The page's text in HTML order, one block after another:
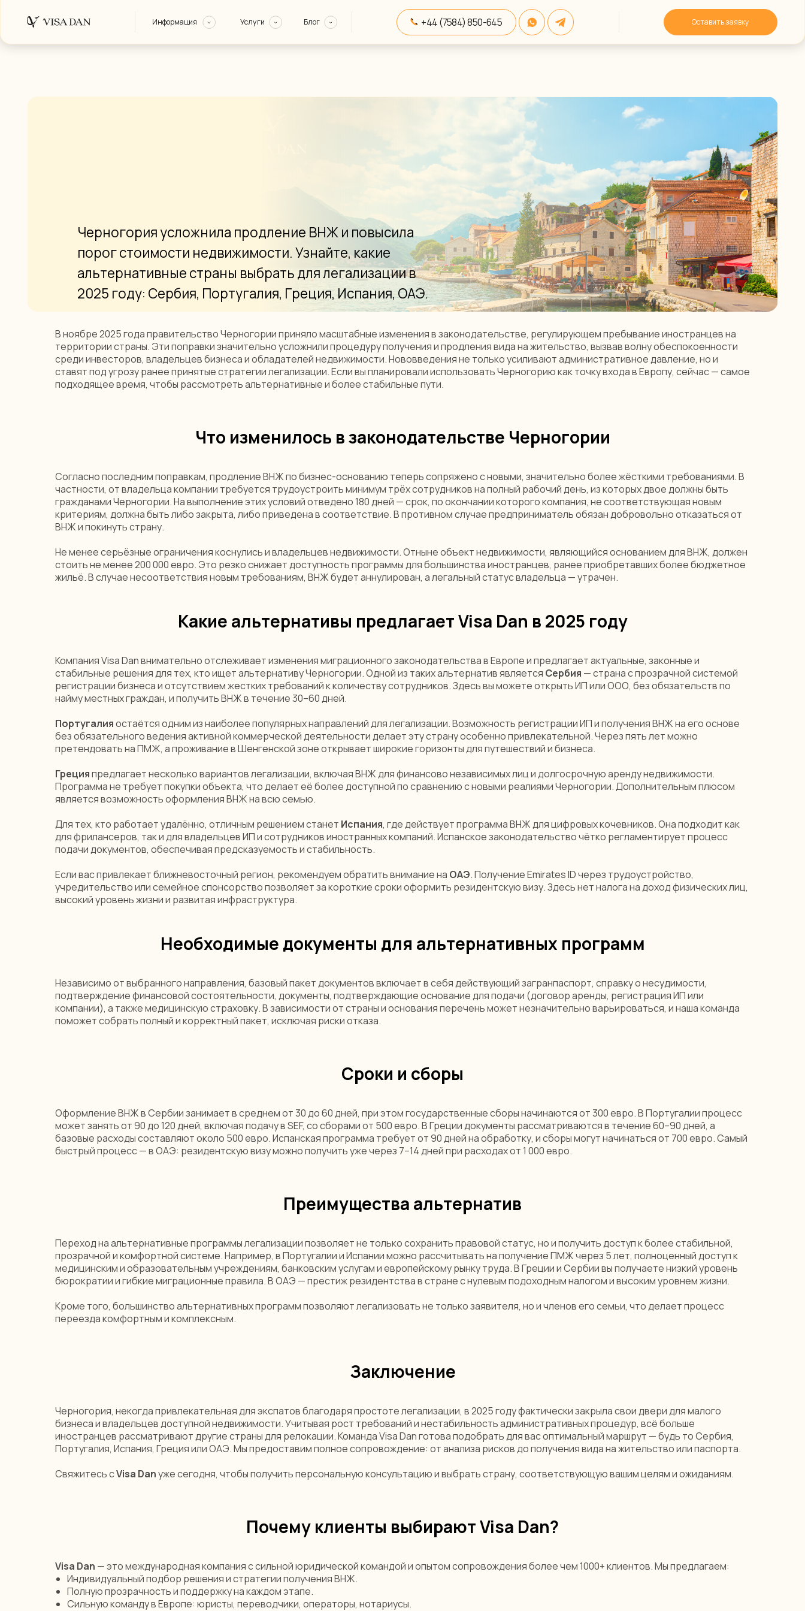
+44 (7584) 850-645
Информация Услуги Блог Оставить заявку
По вопросам получения ВНЖ, гражданств и иных задач
+44 (7584) 850-645
Telegram
Грин-карта США Дополнительные
услуги
Черногория усложнила продление ВНЖ и повысила
порог стоимости недвижимости. Узнайте, какие
альтернативные страны выбрать для легализации в
2025 году: Сербия, Португалия, Греция, Испания, ОАЭ.
В ноябре 2025 года правительство Черногории приняло масштабные изменения в законодательстве, регулирующем пребывание иностранцев на
территории страны. Эти поправки значительно усложнили процедуру получения и продления вида на жительство, вызвав волну обеспокоенности
среди инвесторов, владельцев бизнеса и обладателей недвижимости. Нововведения не только усиливают административное давление, но и
ставят под угрозу ранее принятые стратегии легализации. Если вы планировали использовать Черногорию как точку входа в Европу, сейчас — самое
подходящее время, чтобы рассмотреть альтернативные и более стабильные пути.
Что изменилось в законодательстве Черногории
Согласно последним поправкам, продление ВНЖ по бизнес-основанию теперь сопряжено с новыми, значительно более жёсткими требованиями. В
частности, от владельца компании требуется трудоустроить минимум трёх сотрудников на полный рабочий день, из которых двое должны быть
гражданами Черногории. На выполнение этих условий отведено 180 дней — срок, по окончании которого компания, не соответствующая новым
критериям, должна быть либо закрыта, либо приведена в соответствие. В противном случае предприниматель обязан добровольно отказаться от
ВНЖ и покинуть страну.
Не менее серьёзные ограничения коснулись и владельцев недвижимости. Отныне объект недвижимости, являющийся основанием для ВНЖ, должен
стоить не менее 200 000 евро. Это резко снижает доступность программы для большинства иностранцев, ранее приобретавших более бюджетное
жильё. В случае несоответствия новым требованиям, ВНЖ будет аннулирован, а легальный статус владельца — утрачен.
Какие альтернативы предлагает Visa Dan в 2025 году
Компания Visa Dan внимательно отслеживает изменения миграционного законодательства в Европе и предлагает актуальные, законные и
стабильные решения для тех, кто ищет альтернативу Черногории. Одной из таких альтернатив является Сербия — страна с прозрачной системой
регистрации бизнеса и отсутствием жестких требований к количеству сотрудников. Здесь вы можете открыть ИП или ООО, без обязательств по
найму местных граждан, и получить ВНЖ в течение 30–60 дней.
Португалияостаётся одним из наиболее популярных направлений для легализации. Возможность регистрации ИП и получения ВНЖ на его основе
без обязательного ведения активной коммерческой деятельности делает эту страну особенно привлекательной. Через пять лет можно
претендовать на ПМЖ, а проживание в Шенгенской зоне открывает широкие горизонты для путешествий и бизнеса.
Грецияпредлагает несколько вариантов легализации, включая ВНЖ для финансово независимых лиц и долгосрочную аренду недвижимости.
Программа не требует покупки объекта, что делает её более доступной по сравнению с новыми реалиями Черногории. Дополнительным плюсом
является возможность оформления ВНЖ на всю семью.
Для тех, кто работает удалённо, отличным решением станет Испания, где действует программа ВНЖ для цифровых кочевников. Она подходит как
для фрилансеров, так и для владельцев ИП и сотрудников иностранных компаний. Испанское законодательство чётко регламентирует процесс
подачи документов, обеспечивая предсказуемость и стабильность.
Если вас привлекает ближневосточный регион, рекомендуем обратить внимание на ОАЭ. Получение Emirates ID через трудоустройство,
учредительство или семейное спонсорство позволяет за короткие сроки оформить резидентскую визу. Здесь нет налога на доход физических лиц,
высокий уровень жизни и развитая инфраструктура.
Необходимые документы для альтернативных программ
Независимо от выбранного направления, базовый пакет документов включает в себя действующий загранпаспорт, справку о несудимости,
подтверждение финансовой состоятельности, документы, подтверждающие основание для подачи (договор аренды, регистрация ИП или
компании), а также медицинскую страховку. В зависимости от страны и основания перечень может незначительно варьироваться, и наша команда
поможет собрать полный и корректный пакет, исключая риски отказа.
Сроки и сборы
Оформление ВНЖ в Сербии занимает в среднем от 30 до 60 дней, при этом государственные сборы начинаются от 300 евро. В Португалии процесс
может занять от 90 до 120 дней, включая подачу в SEF, со сборами от 500 евро. В Греции документы рассматриваются в течение 60–90 дней, а
базовые расходы составляют около 500 евро. Испанская программа требует от 90 дней на обработку, и сборы могут начинаться от 700 евро. Самый
быстрый процесс — в ОАЭ: резидентскую визу можно получить уже через 7–14 дней при расходах от 1 000 евро.
Преимущества альтернатив
Переход на альтернативные программы легализации позволяет не только сохранить правовой статус, но и получить доступ к более стабильной,
прозрачной и комфортной системе. Например, в Португалии и Испании можно рассчитывать на получение ПМЖ через 5 лет, полноценный доступ к
медицинским и образовательным учреждениям, банковским услугам и европейскому рынку труда. В Греции и Сербии вы получаете низкий уровень
бюрократии и гибкие миграционные правила. В ОАЭ — престиж резидентства в стране с нулевым подоходным налогом и высоким уровнем жизни.
Кроме того, большинство альтернативных программ позволяют легализовать не только заявителя, но и членов его семьи, что делает процесс
переезда комфортным и комплексным.
Заключение
Черногория, некогда привлекательная для экспатов благодаря простоте легализации, в 2025 году фактически закрыла свои двери для малого
бизнеса и владельцев доступной недвижимости. Учитывая рост требований и нестабильность административных процедур, всё больше
иностранцев рассматривают другие страны для релокации. Команда Visa Dan готова подобрать для вас оптимальный маршрут — будь то Сербия,
Португалия, Испания, Греция или ОАЭ. Мы предоставим полное сопровождение: от анализа рисков до получения вида на жительство или паспорта.
Свяжитесь сVisa Danуже сегодня, чтобы получить персональную консультацию и выбрать страну, соответствующую вашим целям и ожиданиям.
Почему клиенты выбирают Visa Dan?
Visa Dan — это международная компания с сильной юридической командой и опытом сопровождения более чем 1000+ клиентов. Мы предлагаем:
Индивидуальный подбор решения и стратегии получения ВНЖ.
Полную прозрачность и поддержку на каждом этапе.
Сильную команду в Европе: юристы, переводчики, операторы, нотариусы.
Сделайте шаг
к мечте уже сегодня